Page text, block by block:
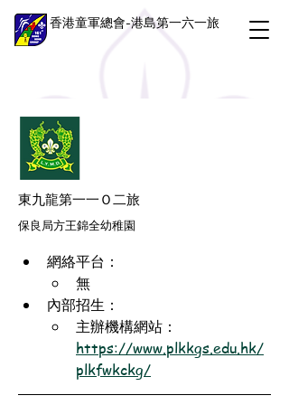
香港童軍總會-港島第一六一旅
東九龍第一一Ｏ二旅
保良局方王錦全幼稚園
網絡平台：
無
內部招生：
主辦機構網站：
https://www.plkkgs.edu.hk/
plkfwkckg/